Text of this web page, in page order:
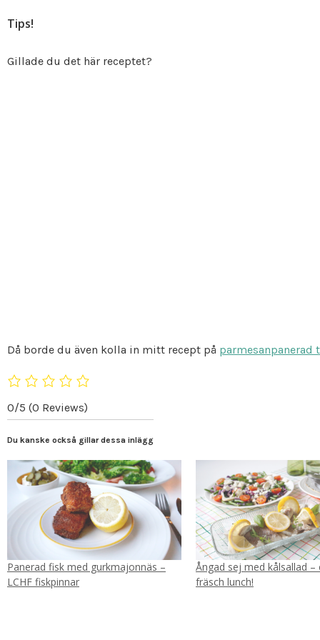
Tips!
Gillade du det här receptet?
Då borde du även kolla in mitt recept på parmesanpanerad
0/5 (0 Reviews)
Du kanske också gillar dessa inlägg
Panerad fisk med gurkmajonnäs –
LCHF fiskpinnar
Ångad sej med kålsallad
fräsch lunch!